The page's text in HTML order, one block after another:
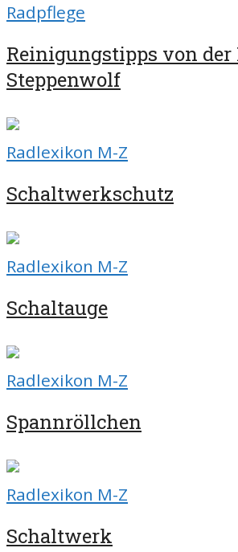
Radpflege
Reinigungstipps von der
Steppenwolf
Radlexikon M-Z
Schaltwerkschutz
Radlexikon M-Z
Schaltauge
Radlexikon M-Z
Spannröllchen
Radlexikon M-Z
Schaltwerk